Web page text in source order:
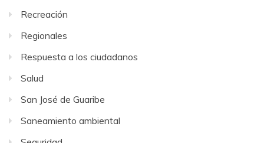
Recreación
Regionales
Respuesta a los ciudadanos
Salud
San José de Guaribe
Saneamiento ambiental